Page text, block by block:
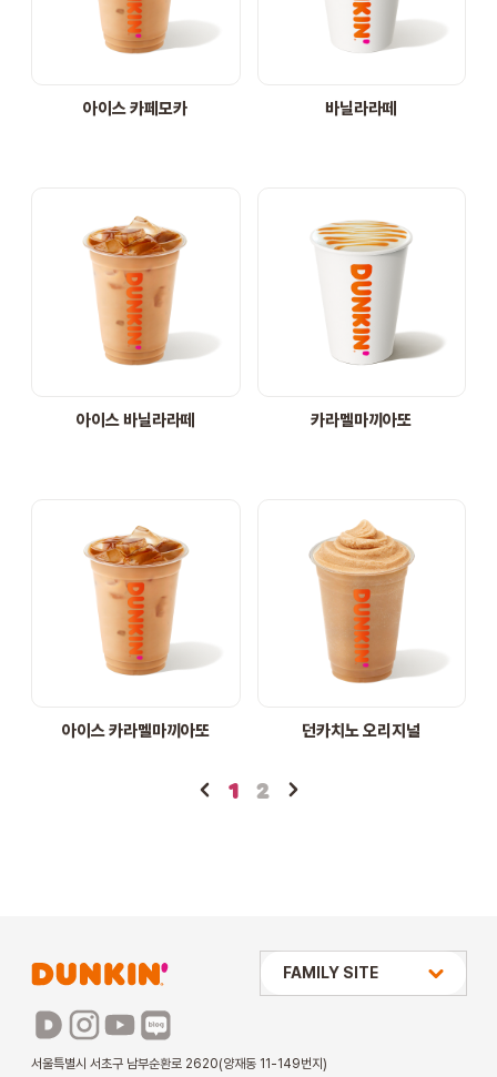
아이스 카페모카 바닐라라떼
아이스 바닐라라떼 카라멜마끼아또
아이스 카라멜마끼아또 던카치노 오리지널
1 2
서울특별시 서초구 남부순환로 2620(양재동 11-149번지)
상미당 HOLDINGS
파리바게뜨
FAMILY SITE